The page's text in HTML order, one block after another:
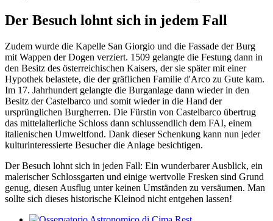
Der Besuch lohnt sich in jedem Fall
Zudem wurde die Kapelle San Giorgio und die Fassade der Burg
mit Wappen der Dogen verziert. 1509 gelangte die Festung dann in
den Besitz des österreichischen Kaisers, der sie später mit einer
Hypothek belastete, die der gräflichen Familie d'Arco zu Gute kam.
Im 17. Jahrhundert gelangte die Burganlage dann wieder in den
Besitz der Castelbarco und somit wieder in die Hand der
ursprünglichen Burgherren. Die Fürstin von Castelbarco übertrug
das mittelalterliche Schloss dann schlussendlich dem FAI, einem
italienischen Umweltfond. Dank dieser Schenkung kann nun jeder
kulturinteressierte Besucher die Anlage besichtigen.
Der Besuch lohnt sich in jeden Fall: Ein wunderbarer Ausblick, ein
malerischer Schlossgarten und einige wertvolle Fresken sind Grund
genug, diesen Ausflug unter keinen Umständen zu versäumen. Man
sollte sich dieses historische Kleinod nicht entgehen lassen!